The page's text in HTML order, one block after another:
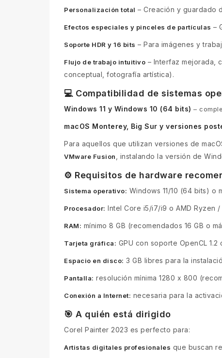
Personalización total – Creación y guardado
Efectos especiales y pinceles de partículas –
Soporte HDR y 16 bits – Para imágenes y
Flujo de trabajo intuitivo – Interfaz mejorada,
conceptual, fotografía artística).
💻 Compatibilidad de sistemas
Windows 11 y Windows 10 (64 bits) –
macOS Monterey, Big Sur y versiones
Para aquellos que utilizan versiones de
VMware Fusion , instalando la versión de
⚙️ Requisitos de hardware
Sistema operativo: Windows 11/10 (64 bits) o
Procesador: Intel Core i5/i7/i9 o AMD Ryzen /
RAM: mínimo 8 GB (recomendados 16 GB o
Tarjeta gráfica: GPU con soporte OpenCL 1.2
Espacio en disco: 3 GB libres para la
Pantalla: resolución mínima 1280 x 800
Conexión a Internet: necesaria para la
🎯 A quién está dirigido
Corel Painter 2023 es perfecto para:
Artistas digitales profesionales que buscan